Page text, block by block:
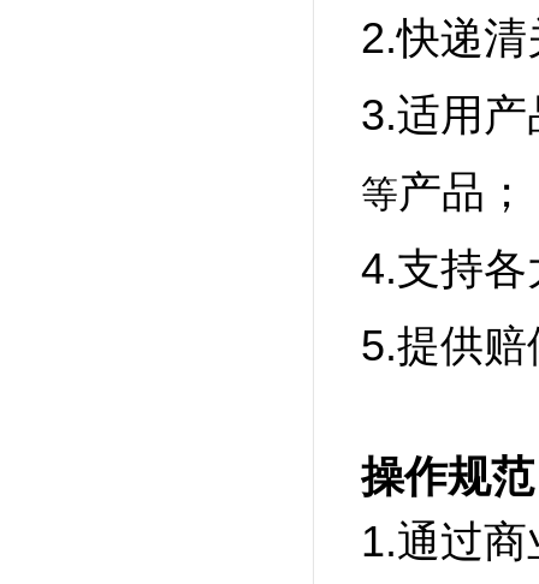
2.快递
3.适用
等产品；
4.支持
5.提供
操作规范
1.通过